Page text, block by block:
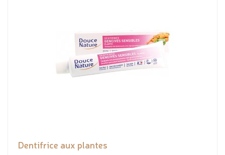
Dentifrice aux plantes